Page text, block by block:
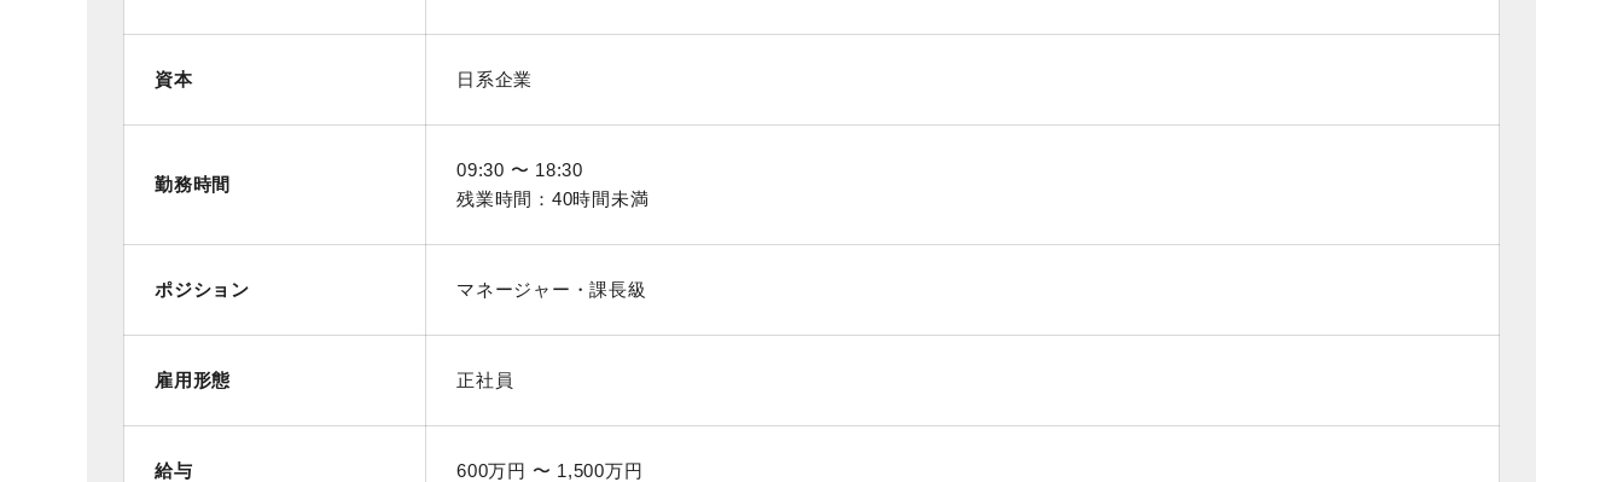
資本 日系企業
勤務時間
09:30 〜 18:30
残業時間：40時間未満
ポジション マネージャー・課長級
雇用形態 正社員
給与 600万円 〜 1,500万円